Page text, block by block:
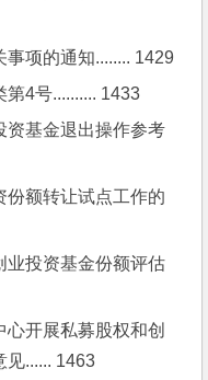
项的通知........ 1429
4号.......... 1433
资基金退出操作参考
份额转让试点工作的
业投资基金份额评估
开展私募股权和创
见...... 1463